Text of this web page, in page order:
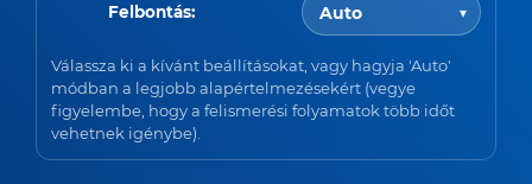
Felbontás:
Válassza ki a kívánt beállításokat, vagy hagyja 'Auto'
módban a legjobb alapértelmezésekért (vegye
figyelembe, hogy a felismerési folyamatok több időt
vehetnek igénybe).